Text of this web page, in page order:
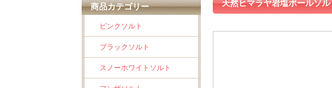
商品カテゴリー
ピンクソルト
ブラックソルト
スノーホワイトソルト
天然ヒマラヤ岩塩ボールソル